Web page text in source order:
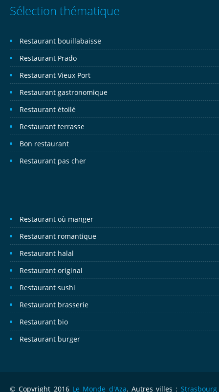
Sélection thématique
Restaurant bouillabaisse
Restaurant Prado
Restaurant Vieux Port
Restaurant gastronomique
Restaurant étoilé
Restaurant terrasse
Bon restaurant
Restaurant pas cher
Restaurant où manger
Restaurant romantique
Restaurant halal
Restaurant original
Restaurant sushi
Restaurant brasserie
Restaurant bio
Restaurant burger
© Copyright 2016 Le Monde d'Aza. Autres villes : Strasbourg